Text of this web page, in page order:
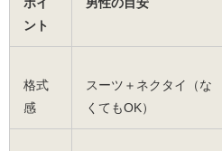
ント
格式
感
スーツ＋ネクタイ（な
くてもOK）